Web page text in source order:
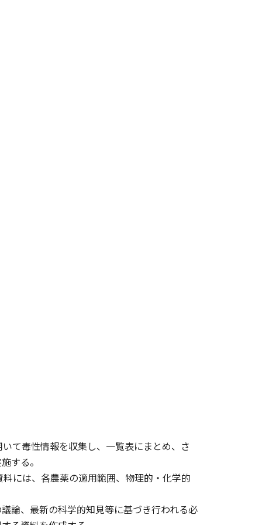
て毒性情報を収集し、一覧表にまとめ、さ
する。
には、各農薬の適用範囲、物理的・化学的
論、最新の科学的知見等に基づき行われる必